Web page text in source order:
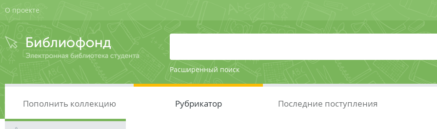
О проекте
Расширенный поиск
Пополнить коллекцию Рубрикатор Последние поступления